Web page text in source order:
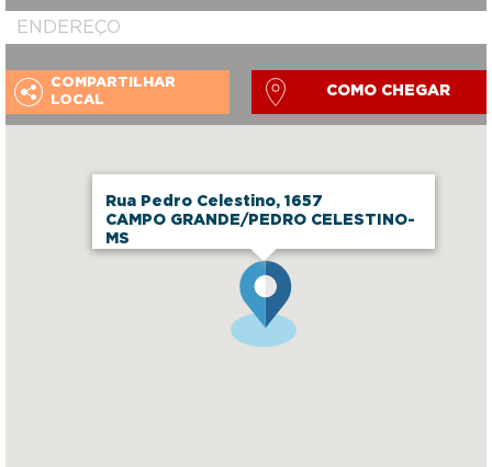
Rua Pedro Celestino, 1657
CAMPO GRANDE/PEDRO CELESTINO-
MS
COMPARTILHAR
LOCAL
COMO CHEGAR